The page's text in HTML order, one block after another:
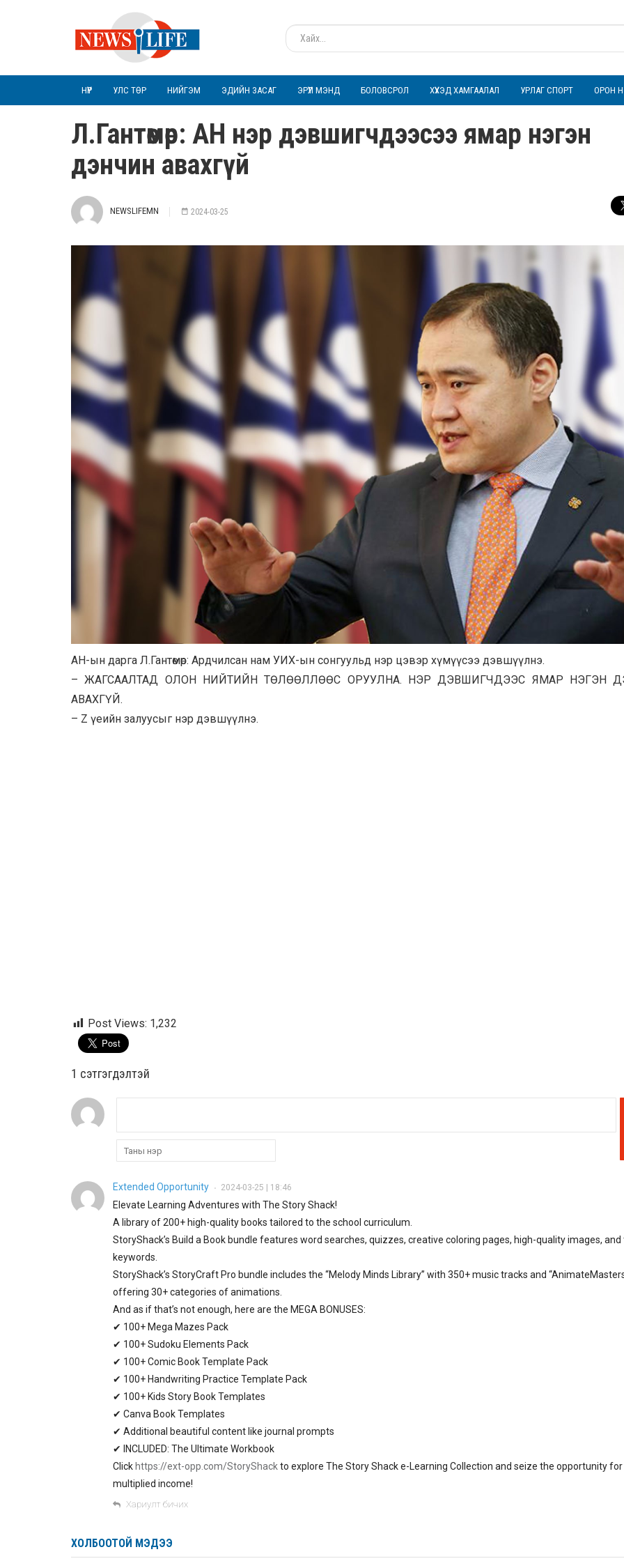
НҮҮР УЛС ТӨР НИЙГЭМ ЭДИЙН ЗАСАГ ЭРҮҮЛ МЭНД БОЛОВСРОЛ ХҮҮХЭД ХАМГААЛАЛ УРЛАГ СПОРТ ОРОН
Л.Гантөмөр: АН нэр дэвшигчдээсээ ямар нэгэн
дэнчин авахгүй
NEWSLIFEMN 2024-03-25
АН-ын дарга Л.Гантөмөр: Ардчилсан нам УИХ-ын сонгуульд нэр цэвэр хүмүүсээ дэвшүүлнэ.
– ЖАГСААЛТАД ОЛОН НИЙТИЙН ТӨЛӨӨЛЛӨӨС ОРУУЛНА. НЭР ДЭВШИГЧДЭЭС ЯМАР НЭГЭН
АВАХГҮЙ.
– Z үеийн залуусыг нэр дэвшүүлнэ.
Post Views: 1,232
1 сэтгэгдэлтэй
Extended Opportunity • 2024-03-25 | 18:46
Elevate Learning Adventures with The Story Shack!
A library of 200+ high-quality books tailored to the school curriculum.
StoryShack’s Build a Book bundle features word searches, quizzes, creative coloring pages, high-quality images, and
keywords.
StoryShack’s StoryCraft Pro bundle includes the “Melody Minds Library” with 350+ music tracks and
offering 30+ categories of animations.
And as if that’s not enough, here are the MEGA BONUSES:
✔ 100+ Mega Mazes Pack
✔ 100+ Sudoku Elements Pack
✔ 100+ Comic Book Template Pack
✔ 100+ Handwriting Practice Template Pack
✔ 100+ Kids Story Book Templates
✔ Canva Book Templates
✔ Additional beautiful content like journal prompts
✔ INCLUDED: The Ultimate Workbook
Click https://ext-opp.com/StoryShackto explore The Story Shack e-Learning Collection and seize the opportunity for
multiplied income!
Хариулт бичих
ХОЛБООТОЙ МЭДЭЭ